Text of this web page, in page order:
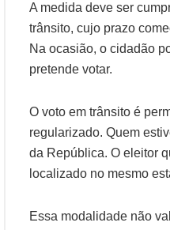
A medida deve ser
trânsito, cujo prazo
Na ocasião, o cidadão
pretende votar.
O voto em trânsito é
regularizado. Quem
da República. O eleitor
localizado no mesmo
Essa modalidade não